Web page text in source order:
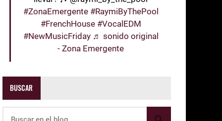
#ZonaEmergente #RaymiByThePool
#FrenchHouse #VocalEDM
#NewMusicFriday ♬ sonido original
- Zona Emergente
BUSCAR